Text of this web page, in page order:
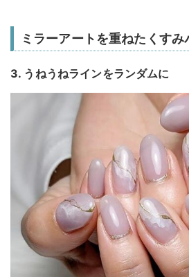
ミラーアートを重ねたくす
3. うねうねラインをランダムに